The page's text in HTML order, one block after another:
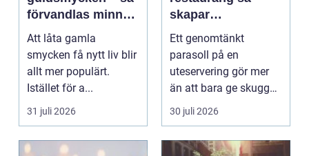
förvandlas minnen
till nya favoriter
Att låta gamla
smycken få nytt liv blir
allt mer populärt.
Istället för a...
31 juli 2026
skapar
uteserveringen rätt
känsla året runt
Ett genomtänkt
parasoll på en
uteservering gör mer
än att bara ge skugga.
Det påverkar hur länge
gäs...
30 juli 2026